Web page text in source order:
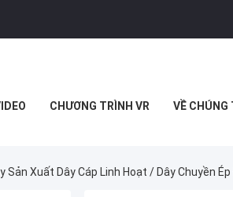
CHƯƠNG TRÌNH VR VỀ CHÚNG
Sản Xuất Dây Cáp Linh Hoạt / Dây Chuyền